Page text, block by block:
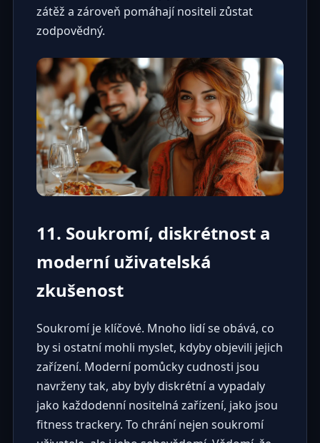
zátěž a zároveň pomáhají nositeli zůstat
zodpovědný.
11. Soukromí, diskrétnost a
moderní uživatelská
zkušenost
Soukromí je klíčové. Mnoho lidí se obává, co
by si ostatní mohli myslet, kdyby objevili jejich
zařízení. Moderní pomůcky cudnosti jsou
navrženy tak, aby byly diskrétní a vypadaly
jako každodenní nositelná zařízení, jako jsou
fitness trackery. To chrání nejen soukromí